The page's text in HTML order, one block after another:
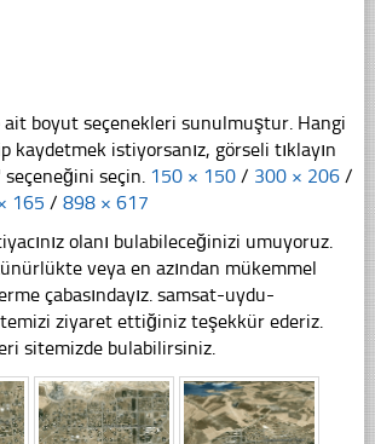
ait boyut seçenekleri sunulmuştur. Hangi
kaydetmek istiyorsanız, görseli tıklayın
seçin. 150 × 150 / 300 × 206 /
165 / 898 × 617
olanı bulabileceğinizi umuyoruz.
veya en azından mükemmel
çabasındayız. samsat-uydu-
ziyaret ettiğiniz teşekkür ederiz.
sitemizde bulabilirsiniz.